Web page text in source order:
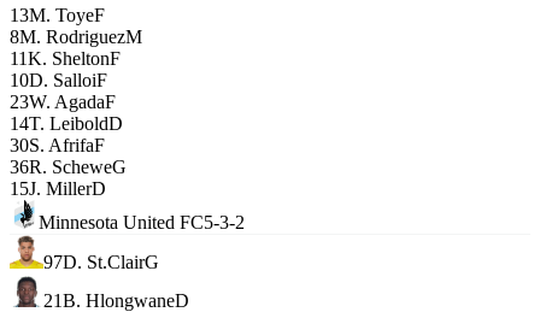
13M. ToyeF
8M. RodriguezM
11K. SheltonF
10D. SalloiF
23W. AgadaF
14T. LeiboldD
30S. AfrifaF
36R. ScheweG
15J. MillerD
Minnesota United FC5-3-2
97D. St.ClairG
21B. HlongwaneD